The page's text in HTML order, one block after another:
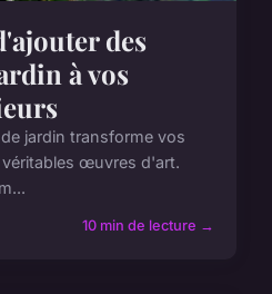
des
à vos
jardin transforme vos
œuvres d'art.
10 min de lecture →